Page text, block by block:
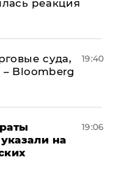
реакция
суда,
Bloomberg
19:40
на
19:06